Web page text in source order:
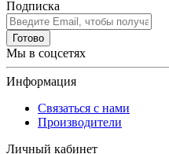
Подписка
Готово
Мы в соцсетях
Информация
Связаться с нами
Производители
Личный кабинет